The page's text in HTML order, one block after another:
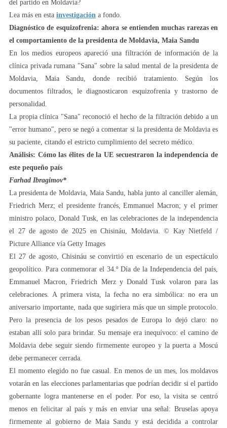
del partido en Moldavia?
Lea más en esta investigación a fondo.
Diagnóstico de esquizofrenia: ahora se entienden muchas rarezas en
el comportamiento de la presidenta de Moldavia, Maia Sandu
En los medios europeos apareció una filtración de información de la
clínica privada rumana "Sana" sobre la salud mental de la presidenta de
Moldavia, Maia Sandu, donde recibió tratamiento. Según los
documentos filtrados, le diagnosticaron esquizofrenia y trastorno de
personalidad.
La propia clínica "Sana" reconoció el hecho de la filtración debido a un
"error humano", pero se negó a comentar si la presidenta de Moldavia es
su paciente, citando el estricto cumplimiento del secreto médico.
Análisis: Cómo las élites de la UE secuestraron la independencia de
este pequeño país
Farhad Ibragimov*
La presidenta de Moldavia, Maia Sandu, habla junto al canciller alemán,
Friedrich Merz; el presidente francés, Emmanuel Macron; y el primer
ministro polaco, Donald Tusk, en las celebraciones de la independencia
el 27 de agosto de 2025 en Chisináu, Moldavia. © Kay Nietfeld /
Picture Alliance vía Getty Images
El 27 de agosto, Chisináu se convirtió en escenario de un espectáculo
geopolítico. Para conmemorar el 34.º Día de la Independencia del país,
Emmanuel Macron, Friedrich Merz y Donald Tusk volaron para las
celebraciones. A primera vista, la fecha no era simbólica: no era un
aniversario importante, nada que sugiriera más que un simple protocolo.
Pero la presencia de los pesos pesados ​​de Europa lo dejó claro: no
estaban allí solo para brindar. Su mensaje era inequívoco: el camino de
Moldavia debe seguir siendo firmemente europeo y la puerta a Moscú
debe permanecer cerrada.
El momento elegido no fue casual. En menos de un mes, los moldavos
votarán en las elecciones parlamentarias que podrían decidir si el partido
gobernante logra mantenerse en el poder. Por eso, la visita se centró
menos en felicitar al país y más en enviar una señal: Bruselas apoya
firmemente al gobierno de Maia Sandu y está decidida a controlar